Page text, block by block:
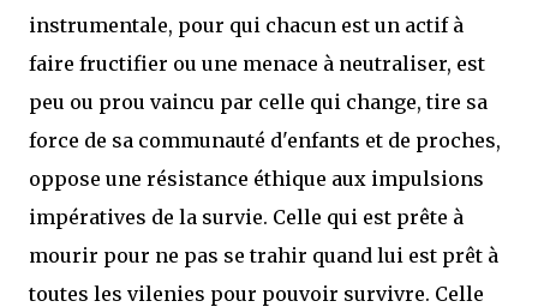
instrumentale, pour qui chacun est un actif à
faire fructifier ou une menace à neutraliser, est
peu ou prou vaincu par celle qui change, tire sa
force de sa communauté d'enfants et de proches,
oppose une résistance éthique aux impulsions
impératives de la survie. Celle qui est prête à
mourir pour ne pas se trahir quand lui est prêt à
toutes les vilenies pour pouvoir survivre. Celle